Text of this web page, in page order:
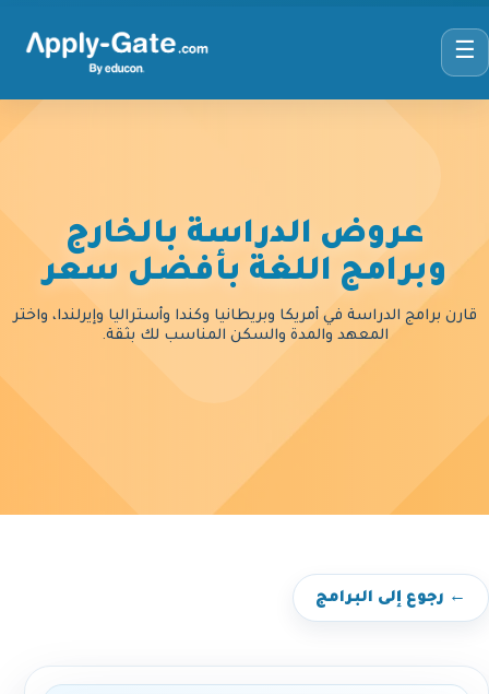
☰
عروض الدراسة بالخارج
وبرامج اللغة بأفضل سعر
قارن برامج الدراسة في أمريكا وبريطانيا وكندا وأستراليا وإيرلندا، واختر
المعهد والمدة والسكن المناسب لك بثقة.
← رجوع إلى البرامج